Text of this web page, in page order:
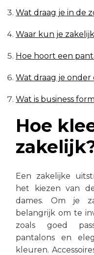
Wat draag je in de
Waar kun je
Hoe hoort een
Wat draag je
Wat is business
Hoe
Een zakelijke
het kiezen van
dames. Om je
belangrijk om te
zoals goed
pantalons en
kleuren.